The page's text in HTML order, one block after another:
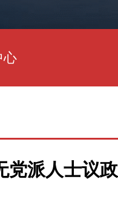
心
党派人士议